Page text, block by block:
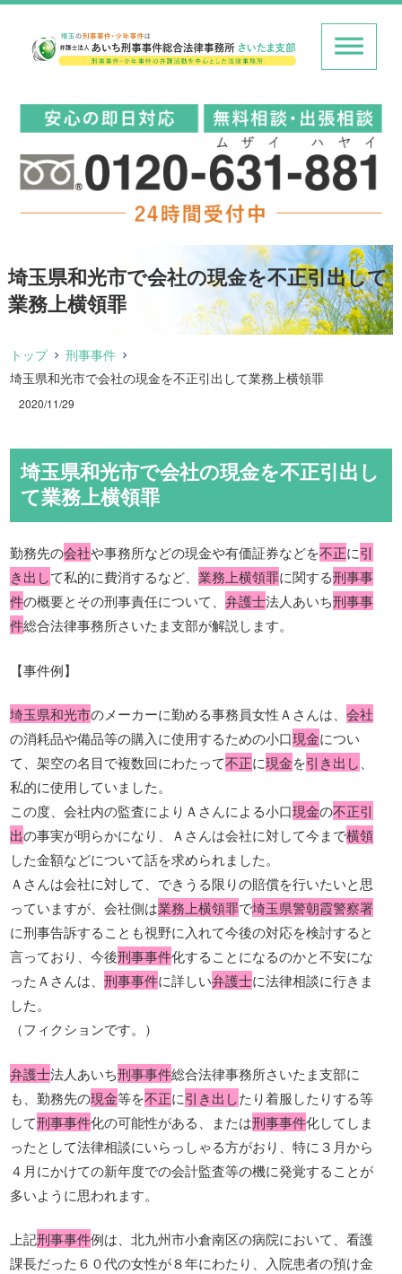
埼玉県和光市で会社の現金を不正引出して
業務上横領罪
トップ
刑事事件
埼玉県和光市で会社の現金を不正引出して業務上横領罪
2020/11/29
埼玉県和光市で会社の現金を不正引出し
て業務上横領罪
勤務先の会社や事務所などの現金や有価証券などを不正に引
き出して私的に費消するなど、業務上横領罪に関する刑事事
件の概要とその刑事責任について、弁護士法人あいち刑事事
件総合法律事務所さいたま支部が解説します。
【事件例】
埼玉県和光市のメーカーに勤める事務員女性Ａさんは、会社
の消耗品や備品等の購入に使用するための小口現金につい
て、架空の名目で複数回にわたって不正に現金を引き出し、
私的に使用していました。
この度、会社内の監査によりＡさんによる小口現金の不正引
出の事実が明らかになり、Ａさんは会社に対して今まで横領
した金額などについて話を求められました。
Ａさんは会社に対して、できうる限りの賠償を行いたいと思
っていますが、会社側は業務上横領罪で埼玉県警朝霞警察署
に刑事告訴することも視野に入れて今後の対応を検討すると
言っており、今後刑事事件化することになるのかと不安にな
ったＡさんは、刑事事件に詳しい弁護士に法律相談に行きま
した。
（フィクションです。）
弁護士法人あいち刑事事件総合法律事務所さいたま支部に
も、勤務先の現金等を不正に引き出したり着服したりする等
して刑事事件化の可能性がある、または刑事事件化してしま
ったとして法律相談にいらっしゃる方がおり、特に３月から
４月にかけての新年度での会計監査等の機に発覚することが
多いように思われます。
上記刑事事件例は、北九州市小倉南区の病院において、看護
課長だった６０代の女性が８年にわたり、入院患者の預け金